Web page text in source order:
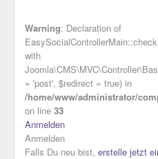
Warning: Declaration of
with
= 'post', $redirect = true) in
/home/www/administrator/
on line 33
Anmelden
Anmelden
Falls Du neu bist, erstelle jetzt